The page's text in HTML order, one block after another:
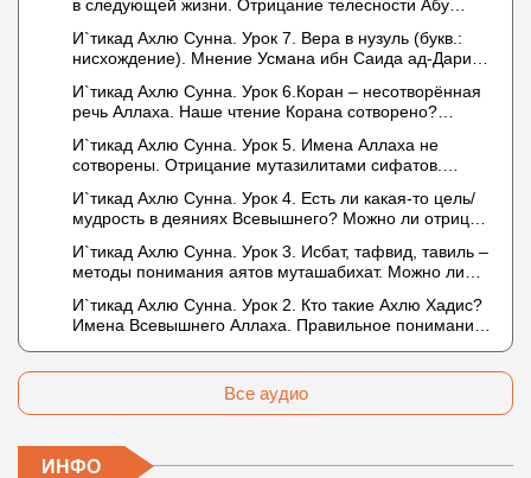
в следующей жизни. Отрицание телесности Абу
Усмана ибн Саида ад-Дарими. Иман – это слова,
дела и познание
И`тикад Ахлю Сунна. Урок 7. Вера в нузуль (букв.:
нисхождение). Мнение Усмана ибн Саида ад-Дарими
описывается физическим движением?
И`тикад Ахлю Сунна. Урок 6.Коран – несотворённая
речь Аллаха. Наше чтение Корана сотворено?
И`тикад Ахлю Сунна. Урок 5. Имена Аллаха не
сотворены. Отрицание мутазилитами сифатов.
И`тикад Ахлю Сунна. Урок 4. Есть ли какая-то цель/
мудрость в деяниях Всевышнего? Можно ли отрицать
не пришло в Коране и Сунне? Концепция ибн
Таймийи
И`тикад Ахлю Сунна. Урок 3. Исбат, тафвид, тавиль –
методы понимания аятов муташабихат. Можно ли
Что означает утверждение сифата «биля кейфа»
(без образа)?
И`тикад Ахлю Сунна. Урок 2. Кто такие Ахлю Хадис?
Имена Всевышнего Аллаха. Правильное понимание
Все аудио
ИНФО